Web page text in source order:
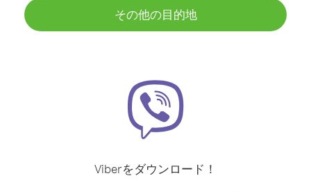
その他の目的地
Viberをダウンロード！